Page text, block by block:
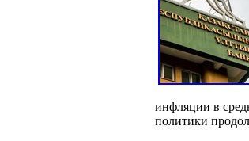
инфляции в
политики